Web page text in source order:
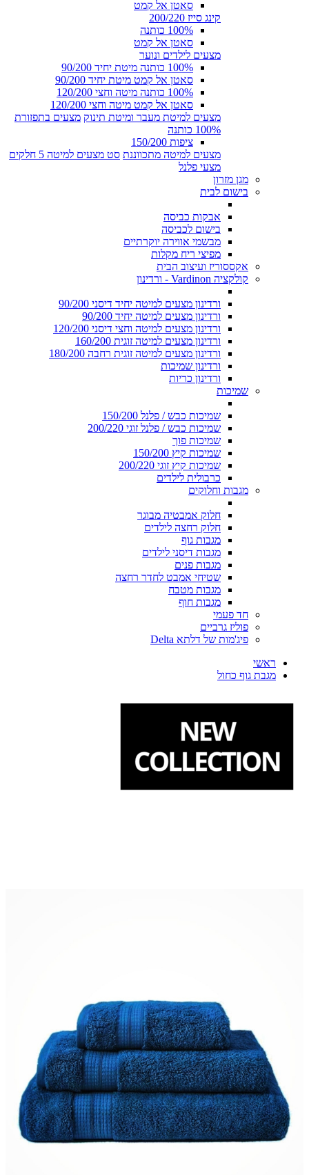
סאטן אל קמט
קינג סייז 200/220
100% כותנה
סאטן אל קמט
מצעים לילדים ונוער
100% כותנה מיטת יחיד 90/200
סאטן אל קמט מיטת יחיד 90/200
100% כותנה מיטה וחצי 120/200
סאטן אל קמט מיטה וחצי 120/200
מצעים למיטת מעבר ומיטת תינוק מצעים בתפזורת
100% כותנה
ציפות 150/200
מצעים למיטה מתכווננת סט מצעים למיטה 5 חלקים
מצעי פלנל
מגן מזרון
בישום לבית
אבקות כביסה
בישום לכביסה
מבשמי אווירה יוקרתיים
מפיצי ריח מקלות
אקססוריז ועיצוב הבית
קולקציה Vardinon - ורדינון
ורדינון מצעים למיטה יחיד דיסני 90/200
ורדינון מצעים למיטה יחיד 90/200
ורדינון מצעים למיטה וחצי דיסני 120/200
ורדינון מצעים למיטה זוגית 160/200
ורדינון מצעים למיטה זוגית רחבה 180/200
ורדינון שמיכות
ורדינון כריות
שמיכות
שמיכות כבש / פלנל 150/200
שמיכות כבש / פלנל זוגי 200/220
שמיכות פוך
שמיכות קיץ 150/200
שמיכות קיץ זוגי 200/220
כרבולית לילדים
מגבות וחלוקים
חלוק אמבטיה מבוגר
חלוק רחצה לילדים
מגבות גוף
מגבות דיסני לילדים
מגבות פנים
שטיחי אמבט לחדר רחצה
מגבות מטבח
מגבות חוף
חד פעמי
פוליז גרביים
פיג'מות של דלתא Delta
ראשי
מגבת גוף כחול